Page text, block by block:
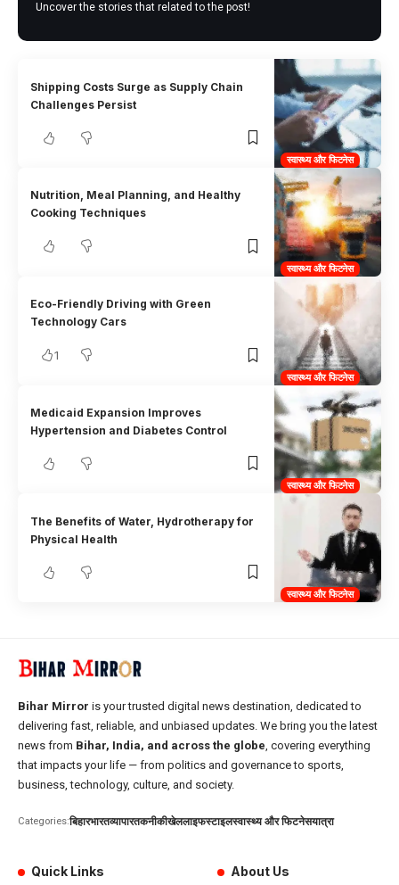
Uncover the stories that related to the post!
स्वास्थ्य और फिटनेस
Shipping Costs Surge as Supply Chain
Challenges Persist
स्वास्थ्य और फिटनेस
Nutrition, Meal Planning, and Healthy
Cooking Techniques
स्वास्थ्य और फिटनेस
Eco-Friendly Driving with Green
Technology Cars
1
स्वास्थ्य और फिटनेस
Medicaid Expansion Improves
Hypertension and Diabetes Control
स्वास्थ्य और फिटनेस
The Benefits of Water, Hydrotherapy for
Physical Health
Bihar Mirror is your trusted digital news destination, dedicated to
delivering fast, reliable, and unbiased updates. We bring you the latest
news from Bihar, India, and across the globe, covering everything
that impacts your life — from politics and governance to sports,
business, technology, culture, and society.
Categories:बिहारभारतव्यापारतकनीकीखेललाइफस्टाइलस्वास्थ्य और फिटनेसयात्रा
Quick Links About Us